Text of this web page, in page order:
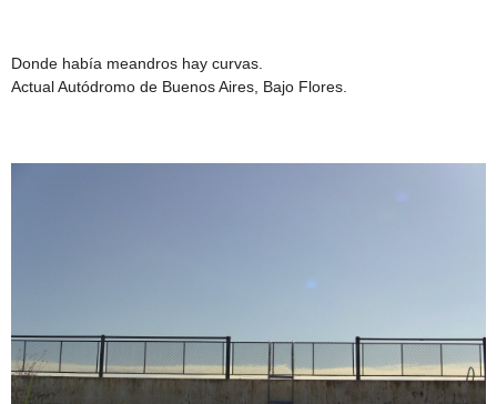
Donde había meandros hay curvas.
Actual Autódromo de Buenos Aires, Bajo Flores.